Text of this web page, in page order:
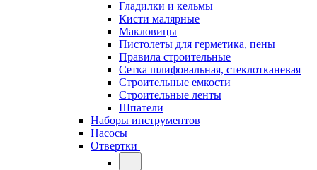
Гладилки и кельмы
Кисти малярные
Макловицы
Пистолеты для герметика, пены
Правила строительные
Сетка шлифовальная, стеклотканевая
Строительные емкости
Строительные ленты
Шпатели
Наборы инструментов
Насосы
Отвертки